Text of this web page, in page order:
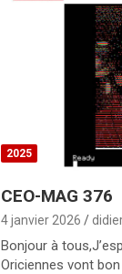
2025
CEO-MAG 376
4 janvier 2026
Bonjour à
Oriciennes vont bon